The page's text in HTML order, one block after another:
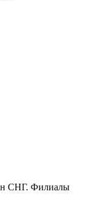
СНГ. Филиалы